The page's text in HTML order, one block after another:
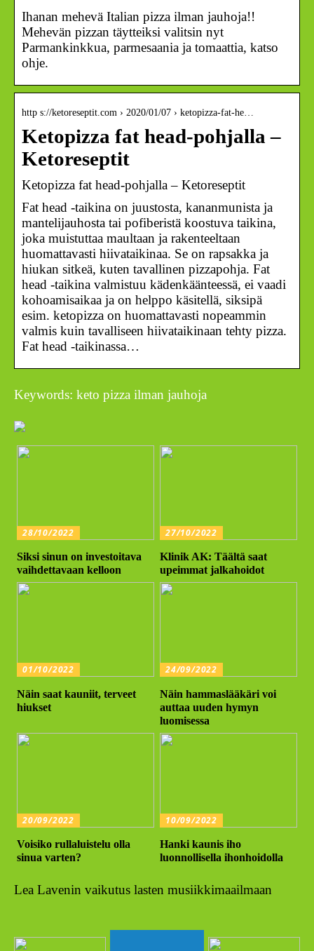
Ihanan mehevä Italian pizza ilman jauhoja!!
Mehevän pizzan täytteiksi valitsin nyt
Parmankinkkua, parmesaania ja tomaattia, katso
ohje.
http s://ketoreseptit.com › 2020/01/07 › ketopizza-fat-he…
Ketopizza fat head-pohjalla –
Ketoreseptit
Ketopizza fat head-pohjalla – Ketoreseptit
Fat head -taikina on juustosta, kananmunista ja
mantelijauhosta tai pofiberistä koostuva taikina,
joka muistuttaa maultaan ja rakenteeltaan
huomattavasti hiivataikinaa. Se on rapsakka ja
hiukan sitkeä, kuten tavallinen pizzapohja. Fat
head -taikina valmistuu kädenkäänteessä, ei vaadi
kohoamisaikaa ja on helppo käsitellä, siksipä
esim. ketopizza on huomattavasti nopeammin
valmis kuin tavalliseen hiivataikinaan tehty pizza.
Fat head -taikinassa…
Keywords: keto pizza ilman jauhoja
28/10/2022
Siksi sinun on investoitava
vaihdettavaan kelloon
27/10/2022
Klinik AK: Täältä saat
upeimmat jalkahoidot
01/10/2022
Näin saat kauniit, terveet
hiukset
24/09/2022
Näin hammaslääkäri voi
auttaa uuden hymyn
luomisessa
20/09/2022
Voisiko rullaluistelu olla
sinua varten?
10/09/2022
Hanki kaunis iho
luonnollisella ihonhoidolla
Lea Lavenin vaikutus lasten musiikkimaailmaan